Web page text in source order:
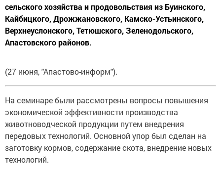
сельского хозяйства и продовольствия из Буинского,
Кайбицкого, Дрожжановского, Камско-Устьинского,
Верхнеуслонского, Тетюшского, Зеленодольского,
Апастовского районов.
(27 июня, "Апастово-информ").
На семинаре были рассмотрены вопросы повышения
экономической эффективности производства
животноводческой продукции путем внедрения
передовых технологий. Основной упор был сделан на
заготовку кормов, содержание скота, внедрение новых
технологий.